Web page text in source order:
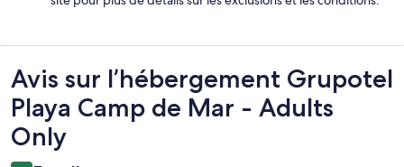
Avis
Avis sur l’hébergement Grupotel
Playa Camp de Mar - Adults
Only